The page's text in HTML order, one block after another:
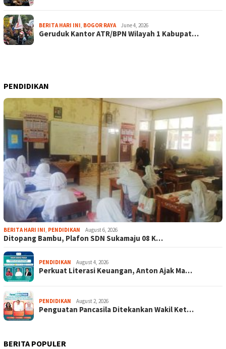
BERITA HARI INI, BOGOR RAYA June 4, 2026
Geruduk Kantor ATR/BPN Wilayah 1 Kabupat…
PENDIDIKAN
BERITA HARI INI, PENDIDIKAN August 6, 2026
Ditopang Bambu, Plafon SDN Sukamaju 08 K…
PENDIDIKAN August 4, 2026
Perkuat Literasi Keuangan, Anton Ajak Ma…
PENDIDIKAN August 2, 2026
Penguatan Pancasila Ditekankan Wakil Ket…
BERITA POPULER